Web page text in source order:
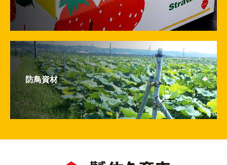
防鳥資材